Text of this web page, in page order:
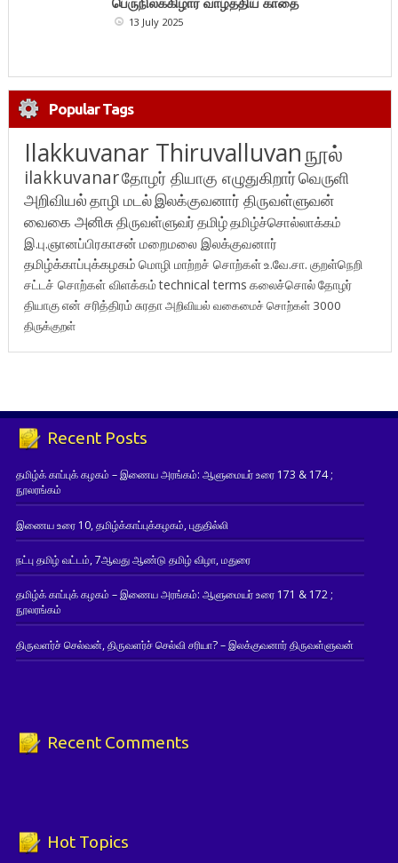
13 July 2025
Popular Tags
Ilakkuvanar Thiruvalluvanநூல்
ilakkuvanarதோழர் தியாகு எழுதுகிறார்வெருளி
அறிவியல்தாழி மடல்இலக்குவனார் திருவள்ளுவன்
வைகை அனிசுதிருவள்ளுவர்தமிழ்தமிழ்ச்சொல்லாக்கம்
இ.பு.ஞானப்பிரகாசன் மறைமலை இலக்குவனார்
தமிழ்க்காப்புக்கழகம் மொழி மாற்றச் சொற்கள்உ.வே.சா. குறள்நெறி
சட்டச் சொற்கள் விளக்கம்technical terms கலைச்சொல்தோழர்
தியாகுஎன் சரித்திரம்சுரதாஅறிவியல் வகைமைச் சொற்கள் 3000
திருக்குறள்
Recent Posts
தமிழ்க் காப்புக் கழகம் – இணைய அரங்கம்: ஆளுமையர் உரை 173 & 174 ;
நூலரங்கம்
இணைய உரை 10, தமிழ்க்காப்புக்கழகம், புதுதில்லி
நட்பு தமிழ் வட்டம், 7ஆவது ஆண்டு தமிழ் விழா, மதுரை
தமிழ்க் காப்புக் கழகம் – இணைய அரங்கம்: ஆளுமையர் உரை 171 & 172 ;
நூலரங்கம்
திருவளர்ச் செல்வன், திருவளர்ச் செல்வி சரியா? – இலக்குவனார் திருவள்ளுவன்
Recent Comments
Hot Topics